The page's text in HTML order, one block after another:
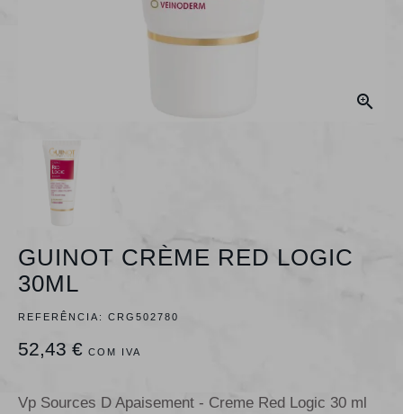

GUINOT CRÈME RED LOGIC
30ML
REFERÊNCIA: CRG502780
52,43 € COM IVA
Vp Sources D Apaisement - Creme Red Logic 30 ml